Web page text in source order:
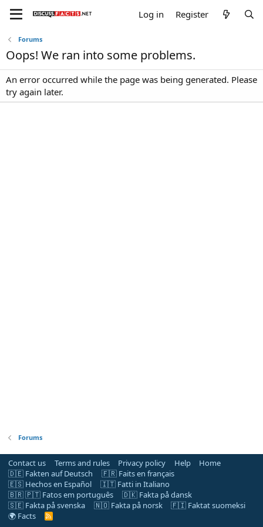
Log in Register
Forums
Oops! We ran into some problems.
An error occurred while the page was being generated. Please
try again later.
Forums
Contact us Terms and rules Privacy policy Help
Home
🇩🇪 Fakten auf Deutsch
🇫🇷 Faits en français
🇪🇸 Hechos en Español
🇮🇹 Fatti in Italiano
🇧🇷 🇵🇹 Fatos em português
🇩🇰 Fakta på dansk
🇸🇪 Fakta på svenska
🇳🇴 Fakta på norsk
🇫🇮 Faktat suomeksi
🌍 Facts
R